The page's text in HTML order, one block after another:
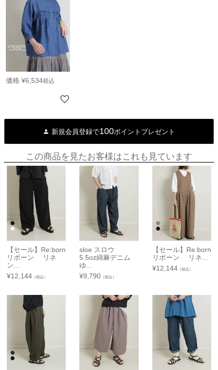
価格 ¥6,534税込
新規会員登録で100ポイントプレゼント
この商品を見たお客様はこれも見ています
【セール】Re:born
リボーン リネ
ン...
¥12,144 （税込）
sloe スロウ
5.5oz綿麻デニム
ゆ...
¥9,790 （税込）
【セール】Re:born
リボーン リネ...
¥12,144（税込）